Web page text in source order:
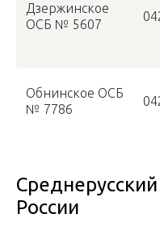
Дзержинское
ОСБ № 5607
Обнинское ОСБ
№ 7786
России